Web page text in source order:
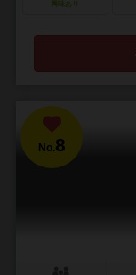
興味あり
No.8